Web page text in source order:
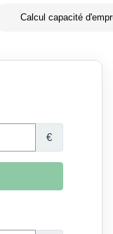
Calcul capacité